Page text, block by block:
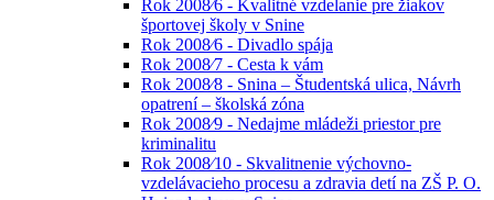
Rok 2008⁄6 - Kvalitné vzdelanie pre žiakov
športovej školy v Snine
Rok 2008⁄6 - Divadlo spája
Rok 2008⁄7 - Cesta k vám
Rok 2008⁄8 - Snina – Študentská ulica, Návrh
opatrení – školská zóna
Rok 2008⁄9 - Nedajme mládeži priestor pre
kriminalitu
Rok 2008⁄10 - Skvalitnenie výchovno-
vzdelávacieho procesu a zdravia detí na ZŠ P. O.